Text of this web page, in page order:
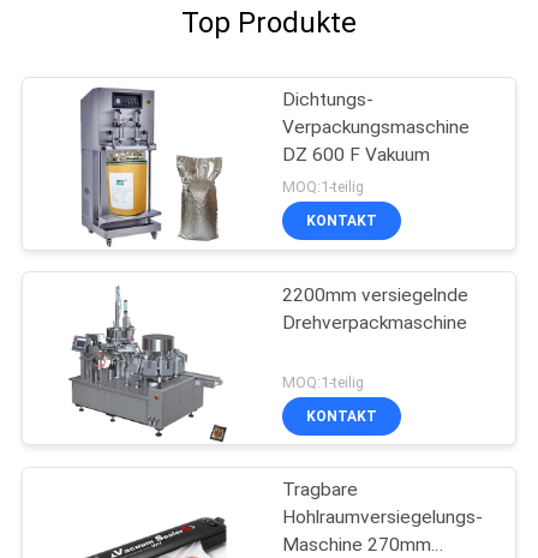
Top Produkte
Dichtungs-
Verpackungsmaschine
DZ 600 F Vakuum
MOQ:1-teilig
KONTAKT
2200mm versiegelnde
Drehverpackmaschine
MOQ:1-teilig
KONTAKT
Tragbare
Hohlraumversiegelungs-
Maschine 270mm